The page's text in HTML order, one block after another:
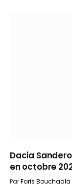
Dacia
en octobre
ParFaris Bouchaala